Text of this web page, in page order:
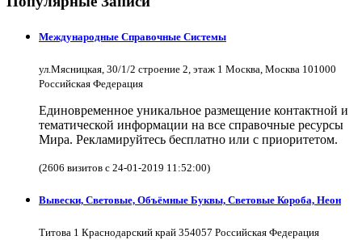
Международные Справочные Системы
ул.Мясницкая, 30/1/2 строение 2, этаж 1 Москва, Москва 101000
Российская Федерация
Единовременное уникальное размещение контактной и
тематической информации на все справочные ресурсы
Мира. Рекламируйтесь бесплатно или с приоритетом.
(2606 визитов с 24-01-2019 11:52:00)
Вывески, Световые, Объёмные Буквы, Световые Короба, Неон
Титова 1 Краснодарский край 354057 Российская Федерация